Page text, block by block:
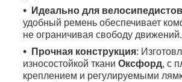
Идеально для велосипедистов
удобный ремень обеспечивает
не ограничивая свободу движений.
Прочная конструкция:
износостойкой ткани Оксфорд, с
креплением и регулируемыми